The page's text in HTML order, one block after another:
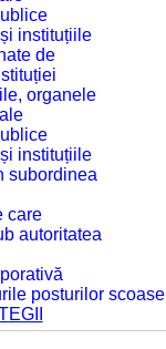
instituțiile
de
organele
instituțiile
subordinea
care
autoritatea
posturilor